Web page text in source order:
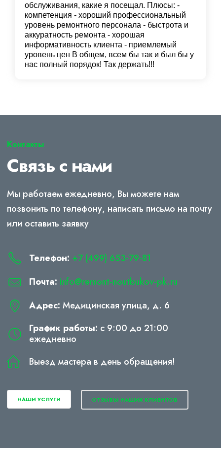
обслуживания, какие я посещал. Плюсы: -
компетенция - хороший профессиональный
уровень ремонтного персонала - быстрота и
аккуратность ремонта - хорошая
информативность клиента - приемлемый
уровень цен В общем, всем бы так и был бы у
нас полный порядок! Так держать!!!
Контакты
Связь с нами
Мы работаем ежедневно, Вы можете нам
позвонить по телефону, написать письмо на почту
или оставить заявку
Телефон: +7 (499) 653-79-81
Почта: info@remont-noutbukov-pk.ru
Адрес: Медицинская улица, д. 6
График работы: с 9:00 до 21:00
ежедневно
Выезд мастера в день обращения!
НАШИ УСЛУГИ ОТЗЫВЫ НАШИХ КЛИЕНТОВ